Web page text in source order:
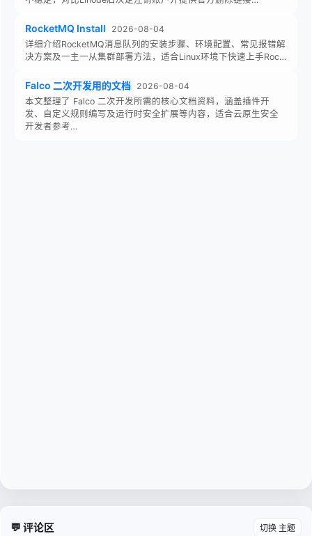
RocketMQ Install
2026-08-04
详细介绍RocketMQ消息队列的安装步骤、环境配置、常见报错解
决方案及一主一从集群部署方法，适合Linux环境下快速上手Roc…
Falco 二次开发用的文档 2026-08-04
本文整理了 Falco 二次开发所需的核心文档资料，涵盖插件开
发、自定义规则编写及运行时安全扩展等内容，适合云原生安全
开发者参考…
💬 评论区 切换 主题